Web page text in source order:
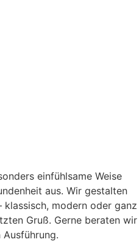
einfühlsame Weise
aus. Wir gestalten
klassisch, modern oder ganz
Gruß. Gerne beraten wir